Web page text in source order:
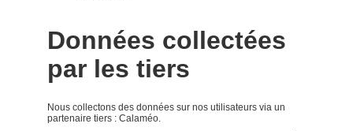
Données collectées
par les tiers
Nous collectons des données sur nos utilisateurs via un
partenaire tiers : Calaméo.